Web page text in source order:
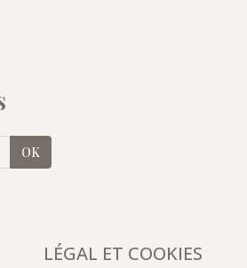
OK
LÉGAL ET COOKIES